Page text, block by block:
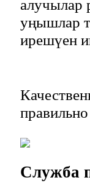
алучылар
уңышлар
ирешүен
Служба